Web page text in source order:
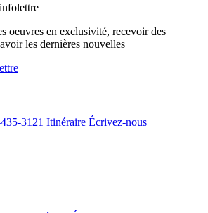
oeuvres en exclusivité, recevoir des
les dernières nouvelles
3121 Itinéraire Écrivez-nous